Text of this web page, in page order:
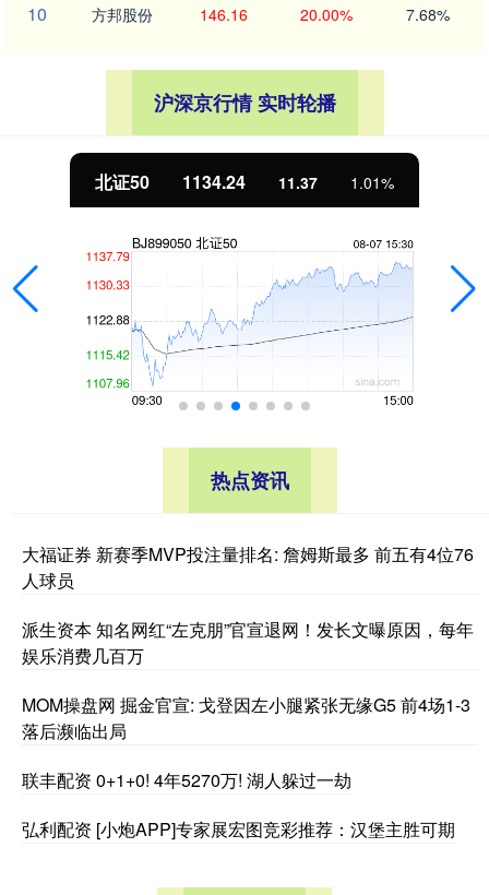
10 方邦股份 146.16 20.00% 7.68%
沪深京行情 实时轮播
创业板指 3563.12 47.56 1.35%
热点资讯
大福证券 新赛季MVP投注量排名: 詹姆斯最多 前五有4位76
人球员
派生资本 知名网红“左克朋”官宣退网！发长文曝原因，每年
娱乐消费几百万
MOM操盘网 掘金官宣: 戈登因左小腿紧张无缘G5 前4场1-3
落后濒临出局
联丰配资 0+1+0! 4年5270万! 湖人躲过一劫
弘利配资 [小炮APP]专家展宏图竞彩推荐：汉堡主胜可期